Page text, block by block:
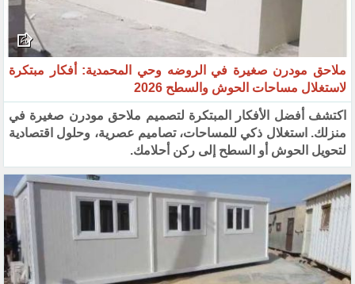
ملاحق مودرن صغيرة في الروضه وحي المحمدية: أفكار مبتكرة
لاستغلال مساحات الحوش والسطح 2026
اكتشف أفضل الأفكار المبتكرة لتصميم ملاحق مودرن صغيرة في
منزلك. استغلال ذكي للمساحات، تصاميم عصرية، وحلول اقتصادية
لتحويل الحوش أو السطح إلى ركن أحلامك.